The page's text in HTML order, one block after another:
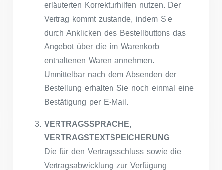
erläuterten Korrekturhilfen nutzen. Der
Vertrag kommt zustande, indem Sie
durch Anklicken des Bestellbuttons das
Angebot über die im Warenkorb
enthaltenen Waren annehmen.
Unmittelbar nach dem Absenden der
Bestellung erhalten Sie noch einmal eine
Bestätigung per E-Mail.
VERTRAGSSPRACHE,
VERTRAGSTEXTSPEICHERUNG
Die für den Vertragsschluss sowie die
Vertragsabwicklung zur Verfügung